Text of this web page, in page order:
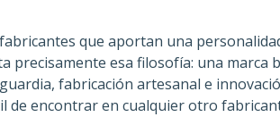
que aportan una
precisamente esa filosofía: una marca
fabricación artesanal e
de encontrar en cualquier otro